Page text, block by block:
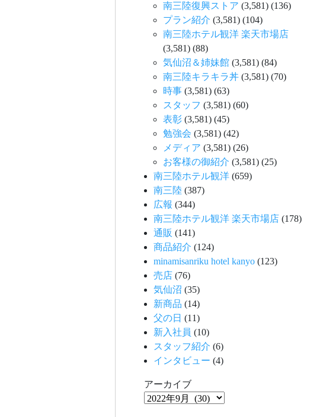
南三陸復興ストア (3,581) (136)
プラン紹介 (3,581) (104)
南三陸ホテル観洋 楽天市場店
(3,581) (88)
気仙沼＆姉妹館 (3,581) (84)
南三陸キラキラ丼 (3,581) (70)
時事 (3,581) (63)
スタッフ (3,581) (60)
表彰 (3,581) (45)
勉強会 (3,581) (42)
メディア (3,581) (26)
お客様の御紹介 (3,581) (25)
南三陸ホテル観洋 (659)
南三陸 (387)
広報 (344)
南三陸ホテル観洋 楽天市場店 (178)
通販 (141)
商品紹介 (124)
minamisanriku hotel kanyo (123)
売店 (76)
気仙沼 (35)
新商品 (14)
父の日 (11)
新入社員 (10)
スタッフ紹介 (6)
インタビュー (4)
アーカイブ